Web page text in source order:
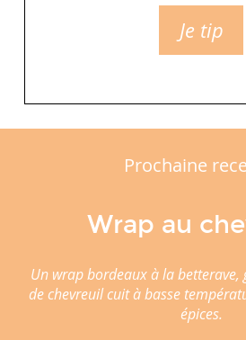
Je tip
Prochaine
Wrap au
Un wrap bordeaux à la
de chevreuil cuit à basse
épices.